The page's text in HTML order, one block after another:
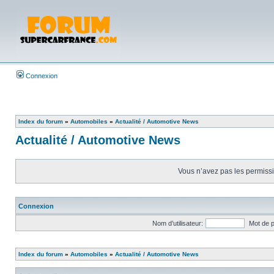
Connexion
Index du forum » Automobiles » Actualité / Automotive News
Actualité / Automotive News
Vous n’avez pas les
Connexion
Nom d’utilisateur: Mot de
Index du forum » Automobiles » Actualité / Automotive News